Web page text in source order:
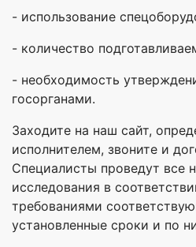
- использование
- количество
- необходимость
госорганами.
Заходите на наш сайт,
исполнителем, звоните и
Специалисты проведут все
исследования в
требованиями
установленные сроки и по